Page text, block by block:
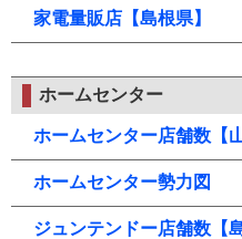
家電量販店【島根県】
ホームセンター
ホームセンター店舗数【
ホームセンター勢力図
ジュンテンドー店舗数【